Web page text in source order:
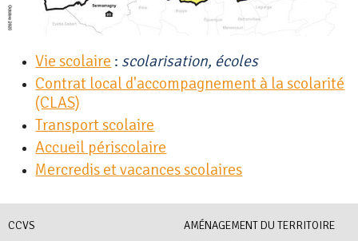
Vie scolaire : scolarisation, écoles
Contrat local d'accompagnement à la scolarité
(CLAS)
Transport scolaire
Accueil périscolaire
Mercredis et vacances scolaires
CCVS AMÉNAGEMENT DU TERRITOIRE